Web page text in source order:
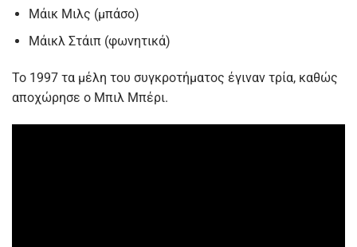
Μάικ Μιλς (μπάσο)
Μάικλ Στάιπ (φωνητικά)
Το 1997 τα μέλη του συγκροτήματος έγιναν τρία, καθώς
αποχώρησε ο Μπιλ Μπέρι.